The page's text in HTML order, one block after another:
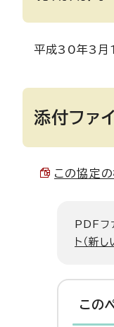
平成30年3月
添付ファ
この協定
PDFフ
ト（新
この